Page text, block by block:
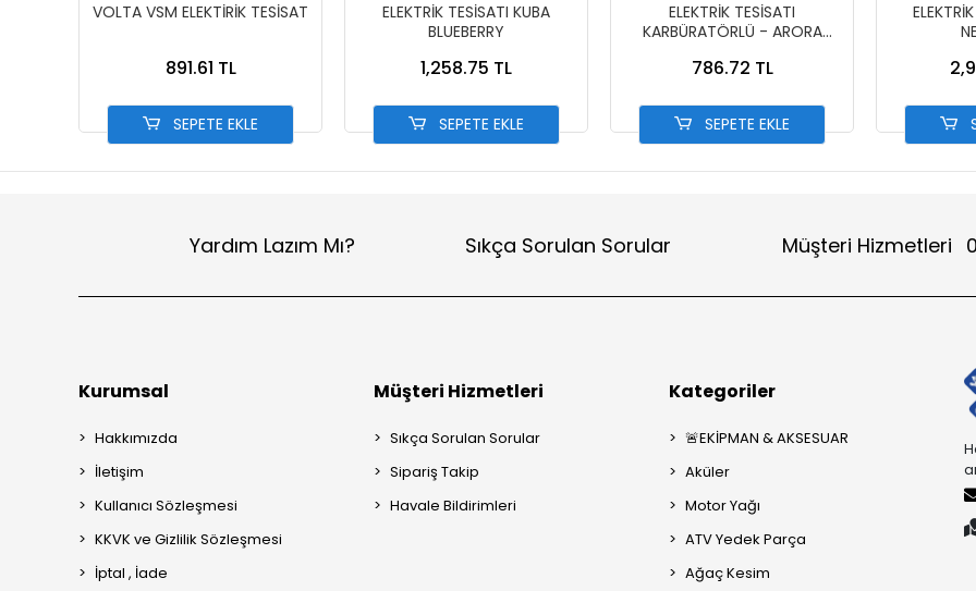
VOLTA VSM ELEKTİRİK TESİSAT
891.61 TL
SEPETE EKLE
ELEKTRİK TESİSATI KUBA
BLUEBERRY
1,258.75 TL
SEPETE EKLE
ELEKTRİK TESİSATI
KARBÜRATÖRLÜ - ARORA
786.72 TL
SEPETE EKLE
Yardım Lazım Mı? Sıkça Sorulan Sorular Müşteri Hizmetleri
Kurumsal
Hakkımızda
İletişim
Kullanıcı Sözleşmesi
KKVK ve Gizlilik Sözleşmesi
İptal , İade
Müşteri Hizmetleri
Sıkça Sorulan Sorular
Sipariş Takip
Havale Bildirimleri
Kategoriler
🚨EKİPMAN & AKSESUAR
Aküler
Motor Yağı
ATV Yedek Parça
Ağaç Kesim